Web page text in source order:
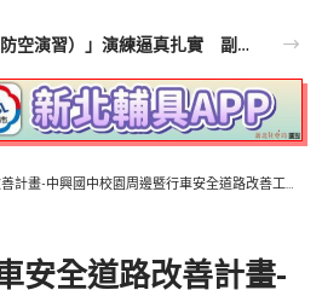
南投縣「2026城鎮韌性（防空演習）」演練逼真扎實 副縣長王瑞德呼籲民眾落實疏散避難訓練保平安
計畫-中興國中校園周邊暨行車安全道路改善工程
安全道路改善計畫-